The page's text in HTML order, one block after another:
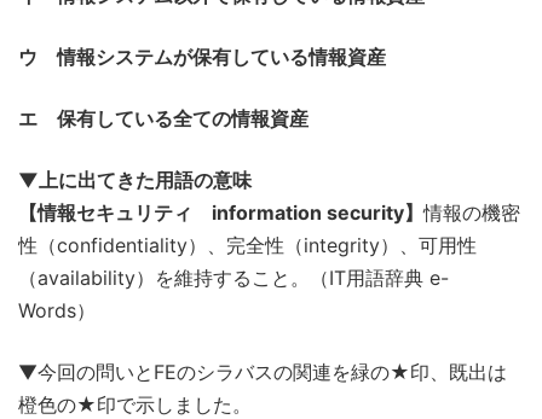
ウ 情報システムが保有している情報資産
エ 保有している全ての情報資産
▼上に出てきた用語の意味
【情報セキュリティ information security】情報の機密
性（confidentiality）、完全性（integrity）、可用性
（availability）を維持すること。（IT用語辞典 e-
Words）
▼今回の問いとFEのシラバスの関連を緑の★印、既出は
橙色の★印で示しました。